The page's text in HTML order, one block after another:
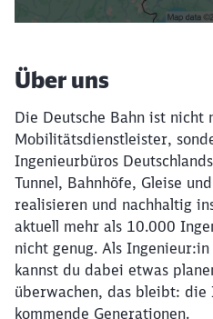
Über uns
Die Deutsche Bahn ist
Mobilitätsdienstleister,
Ingenieurbüros
Tunnel, Bahnhöfe, Gleise
realisieren und nachhaltig
aktuell mehr als 10.000
nicht genug. Als
kannst du dabei etwas
überwachen, das bleibt:
kommende Generationen.